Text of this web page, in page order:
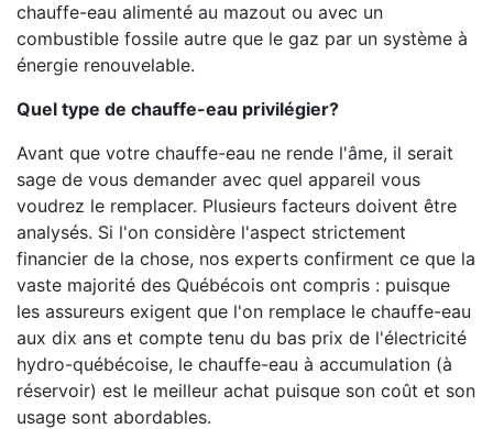
chauffe-eau alimenté au mazout ou avec un
combustible fossile autre que le gaz par un système à
énergie renouvelable.
Quel type de chauffe-eau privilégier?
Avant que votre chauffe-eau ne rende l'âme, il serait
sage de vous demander avec quel appareil vous
voudrez le remplacer. Plusieurs facteurs doivent être
analysés. Si l'on considère l'aspect strictement
financier de la chose, nos experts confirment ce que la
vaste majorité des Québécois ont compris : puisque
les assureurs exigent que l'on remplace le chauffe-eau
aux dix ans et compte tenu du bas prix de l'électricité
hydro-québécoise, le chauffe-eau à accumulation (à
réservoir) est le meilleur achat puisque son coût et son
usage sont abordables.